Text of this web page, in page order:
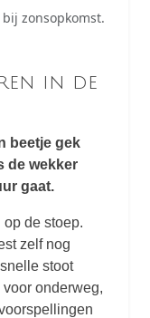
zonsopkomst.
in de
beetje gek
de wekker
gaat.
de stoep.
zelf nog
stoot
onderweg,